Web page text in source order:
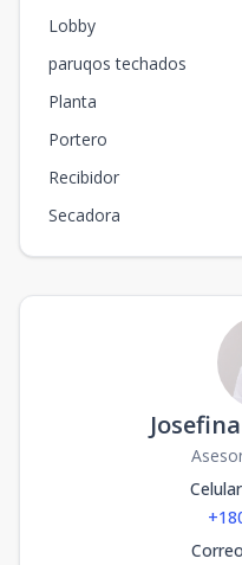
Lobby
paruqos techados
Planta
Portero
Recibidor
Secadora